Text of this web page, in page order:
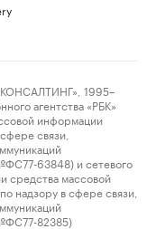
1995–
агентства «РБК»
информации
связи,
63848) и сетевого
средства массовой
надзору в сфере связи,
82385)